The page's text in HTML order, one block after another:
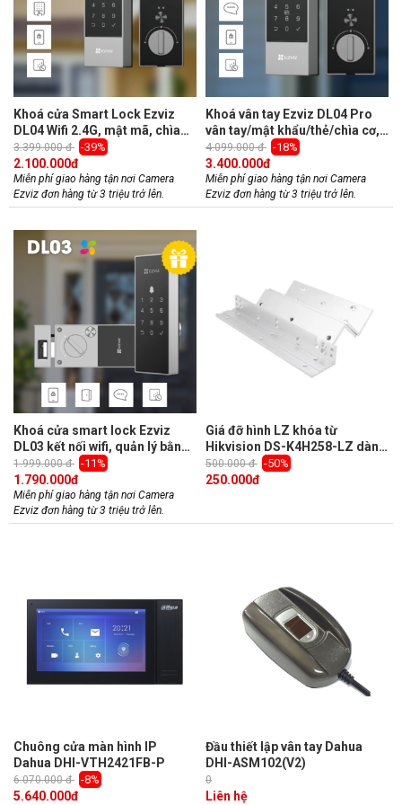
Khoá cửa Smart Lock Ezviz
DL04 Wifi 2.4G, mật mã, chìa
cơ, quản lý bằng app, chống
nhìn trộm, còi báo động
3.399.000 đ -39%
2.100.000đ
Miễn phí giao hàng tận nơi Camera
Ezviz đơn hàng từ 3 triệu trở lên.
Khoá vân tay Ezviz DL04 Pro
vân tay/mật khẩu/thẻ/chìa cơ,
kết nối Wifi 2.4G, quản lý bằng
app, chống nhìn trộm, còi báo
4.099.000 đ -18%
3.400.000đ
Miễn phí giao hàng tận nơi Camera
Ezviz đơn hàng từ 3 triệu trở lên.
Khoá cửa smart lock Ezviz
DL03 kết nối wifi, quản lý bằng
app, kiểm tra trạng thái, chống
nhìn trộm, còi báo động
1.999.000 đ -11%
1.790.000đ
Miễn phí giao hàng tận nơi Camera
Ezviz đơn hàng từ 3 triệu trở lên.
Giá đỡ hình LZ khóa từ
Hikvision DS-K4H258-LZ dành
cho khóa DS-K4H258S
500.000 đ -50%
250.000đ
Chuông cửa màn hình IP
Dahua DHI-VTH2421FB-P
6.070.000 đ -8%
5.640.000đ
Đầu thiết lập vân tay Dahua
DHI-ASM102(V2)
0
Liên hệ